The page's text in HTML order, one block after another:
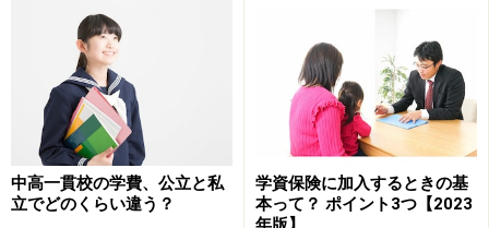
また、アメリカのドラマを見ていると、高校在学中に奨
学金を得る努力をしているエピソードによく出会いま
す。普通の家庭に育つ若者が、学費を自分で工面して大
学教育を受け、親以上の年収を得られるキャリアを目指
しているシーンが当たり前のように描かれていることに
は日本人として考えされられます。
中高一貫校の学費、公立と私
立でどのくらい違う？
学資保険に加入するときの基
本って？ ポイント3つ【2023